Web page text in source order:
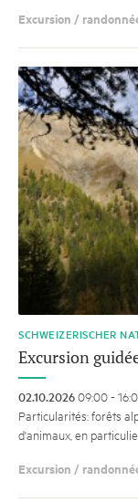
Excursion /
SCHWEIZERISCHER
Excursion
02.10.202609:00 -
Particularités: forêts
d'animaux, en
Excursion /